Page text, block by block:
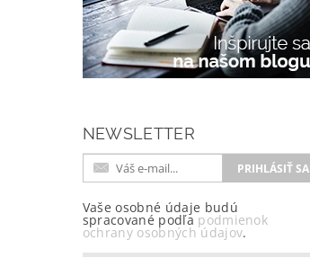
NEWSLETTER
Vaše osobné údaje budú
spracované podľa podmienok
ochrany osobných údajov.